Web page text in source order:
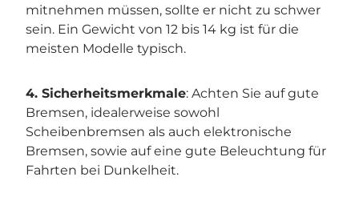
mitnehmen müssen, sollte er nicht zu schwer
sein. Ein Gewicht von 12 bis 14 kg ist für die
meisten Modelle typisch.
4. Sicherheitsmerkmale: Achten Sie auf gute
Bremsen, idealerweise sowohl
Scheibenbremsen als auch elektronische
Bremsen, sowie auf eine gute Beleuchtung für
Fahrten bei Dunkelheit.